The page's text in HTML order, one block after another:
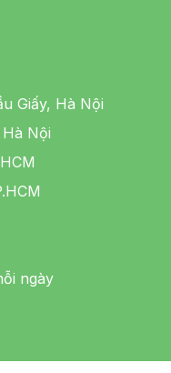
Giấy, Hà Nội
Nội
ngày